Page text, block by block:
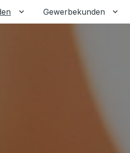
Untermenü für
Gewerbekunden